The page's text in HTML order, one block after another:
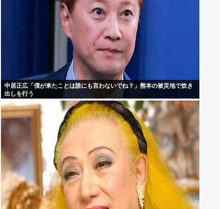
中居正広「僕が来たことは誰にも言わないでね？」熊本の被災地で炊き
出しを行う